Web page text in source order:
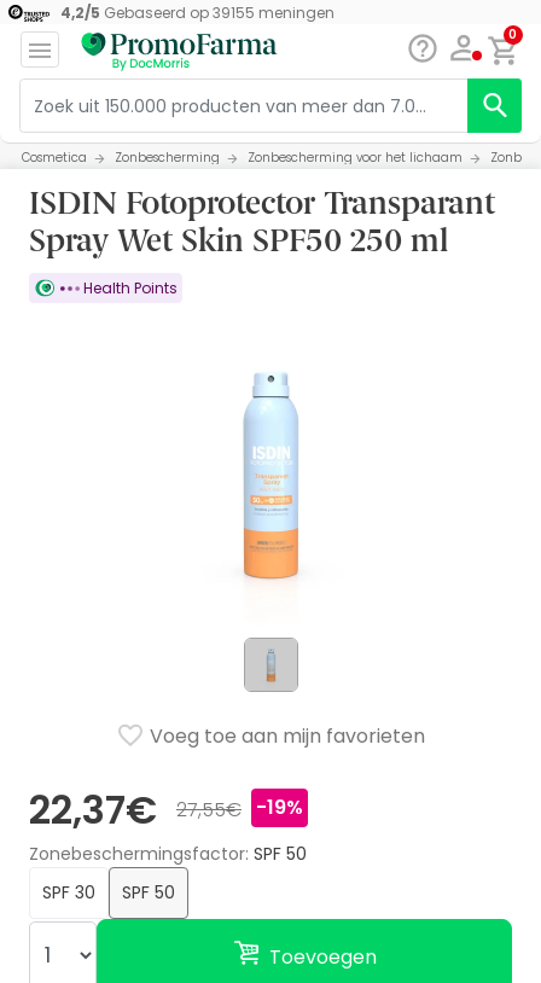
4,2/5 Gebaseerd op39155 meningen
0
Cosmetica Zonbescherming Zonbescherming voor het lichaam
ISDIN Fotoprotector Transparant
Spray Wet Skin SPF50 250 ml
Health Points
22,37€ 27,55€ -19%
Zonebeschermingsfactor
SPF 50
SPF 30
SPF 50
Toevoegen
Voeg toe aan mijn favorieten